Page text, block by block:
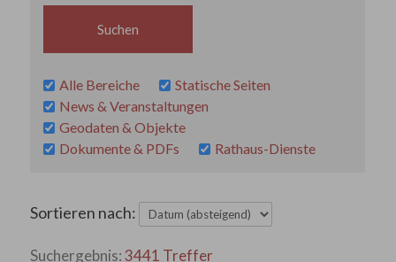
Alle Bereiche
Statische Seiten
News & Veranstaltungen
Geodaten & Objekte
Dokumente & PDFs
Rathaus-Dienste
Sortieren nach:
3441 Treffer